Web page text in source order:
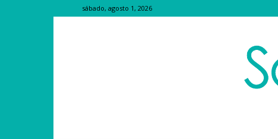
sábado, agosto 1, 2026